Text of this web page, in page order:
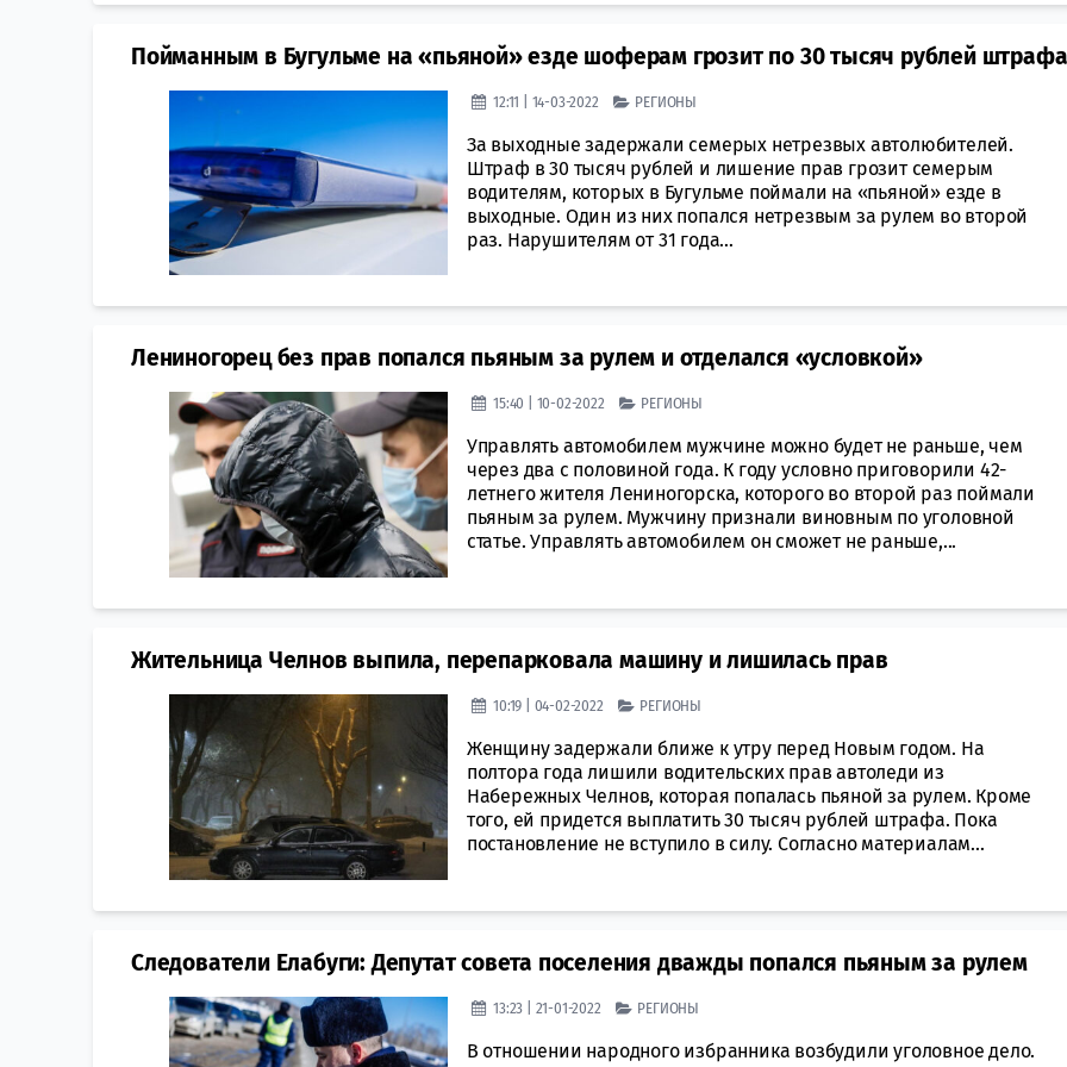
Пойманным в Бугульме на «пьяной» езде шоферам грозит по 30 тысяч рублей штрафа
12:11 | 14-03-2022 РЕГИОНЫ
За выходные задержали семерых нетрезвых автолюбителей.
Штраф в 30 тысяч рублей и лишение прав грозит семерым
водителям, которых в Бугульме поймали на «пьяной» езде в
выходные. Один из них попался нетрезвым за рулем во второй
раз. Нарушителям от 31 года...
Лениногорец без прав попался пьяным за рулем и отделался «условкой»
15:40 | 10-02-2022 РЕГИОНЫ
Управлять автомобилем мужчине можно будет не раньше, чем
через два с половиной года. К году условно приговорили 42-
летнего жителя Лениногорска, которого во второй раз поймали
пьяным за рулем. Мужчину признали виновным по уголовной
статье. Управлять автомобилем он сможет не раньше,...
Жительница Челнов выпила, перепарковала машину и лишилась прав
10:19 | 04-02-2022 РЕГИОНЫ
Женщину задержали ближе к утру перед Новым годом. На
полтора года лишили водительских прав автоледи из
Набережных Челнов, которая попалась пьяной за рулем. Кроме
того, ей придется выплатить 30 тысяч рублей штрафа. Пока
постановление не вступило в силу. Согласно материалам...
Следователи Елабуги: Депутат совета поселения дважды попался пьяным за рулем
13:23 | 21-01-2022 РЕГИОНЫ
В отношении народного избранника возбудили уголовное дело.